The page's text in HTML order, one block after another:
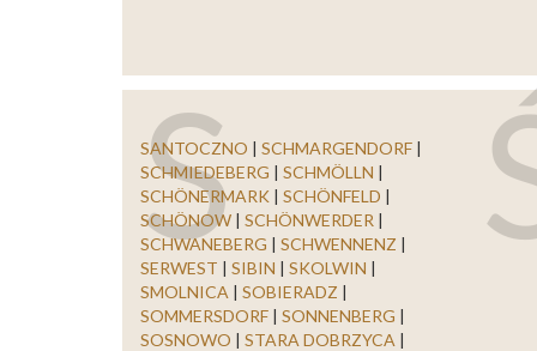
S
SANTOCZNO | SCHMARGENDORF |
SCHMIEDEBERG | SCHMÖLLN |
SCHÖNERMARK | SCHÖNFELD |
SCHÖNOW | SCHÖNWERDER |
SCHWANEBERG | SCHWENNENZ |
SERWEST | SIBIN | SKOLWIN |
SMOLNICA | SOBIERADZ |
SOMMERSDORF | SONNENBERG |
SOSNOWO | STARA DOBRZYCA |